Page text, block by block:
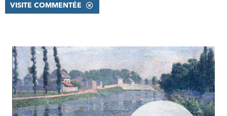
VISITE COMMENTÉE
RÉSULTATS